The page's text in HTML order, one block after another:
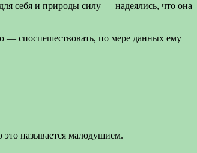
себя и природы силу — надеялись, что она
— споспешествовать, по мере данных ему
это называется малодушием.